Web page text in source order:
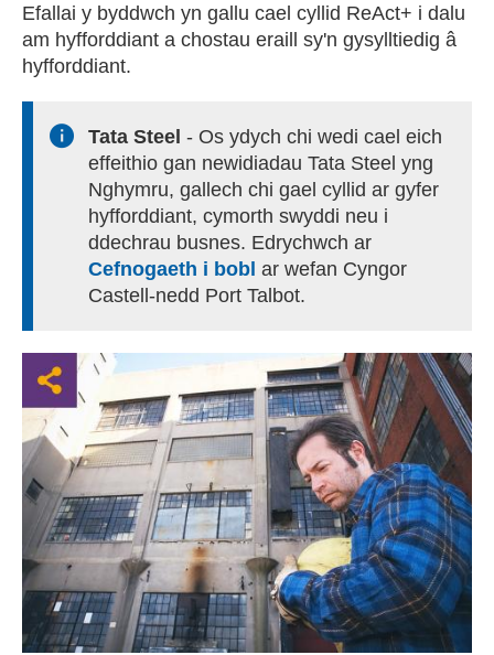
Efallai y byddwch yn gallu cael cyllid ReAct+ i dalu
am hyfforddiant a chostau eraill sy'n gysylltiedig â
hyfforddiant.
Tata Steel - Os ydych chi wedi cael eich
effeithio gan newidiadau Tata Steel yng
Nghymru, gallech chi gael cyllid ar gyfer
hyfforddiant, cymorth swyddi neu i
ddechrau busnes. Edrychwch ar
Cefnogaeth i bobl (external websiteCY)
ar wefan Cyngor
Castell-nedd Port Talbot.